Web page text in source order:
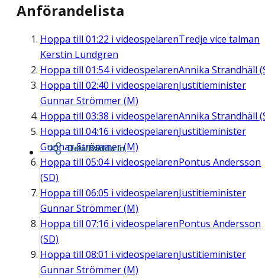
Anförandelista
Hoppa till 01:22 i videospelarenTredje vice talman
Kerstin Lundgren
Hoppa till 01:54i videospelarenAnnika Strandhäll
Hoppa till 02:40 i videospelarenJustitieminister
Gunnar Strömmer (M)
Hoppa till 03:38 i videospelarenAnnika Strandhäll
Hoppa till 04:16 i videospelarenJustitieminister
Gunnar Strömmer (M)
Hoppa till 05:04i videospelarenPontus Andersson
(SD)
Hoppa till 06:05 i videospelarenJustitieminister
Gunnar Strömmer (M)
Hoppa till 07:16 i videospelarenPontus Andersson
(SD)
Hoppa till 08:01 i videospelarenJustitieminister
Gunnar Strömmer (M)
Dela/Bädda in